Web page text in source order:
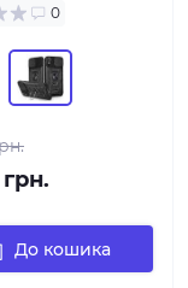
0
До кошика